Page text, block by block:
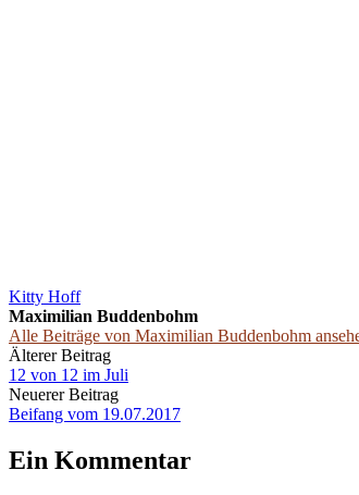
Kitty Hoff
Maximilian Buddenbohm
Alle Beiträge von Maximilian Buddenbohm
Beitrags-
Navigation
Älterer Beitrag
12 von 12 im Juli
Neuerer Beitrag
Beifang vom 19.07.2017
Ein Kommentar